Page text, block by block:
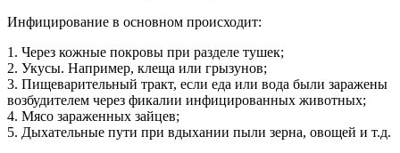
Инфицирование в основном происходит:
1. Через кожные покровы при разделе тушек;
2. Укусы. Например, клеща или грызунов;
3. Пищеварительный тракт, если еда или вода были заражены
возбудителем через фикалии инфицированных животных;
4. Мясо зараженных зайцев;
5. Дыхательные пути при вдыхании пыли зерна, овощей и т.д.